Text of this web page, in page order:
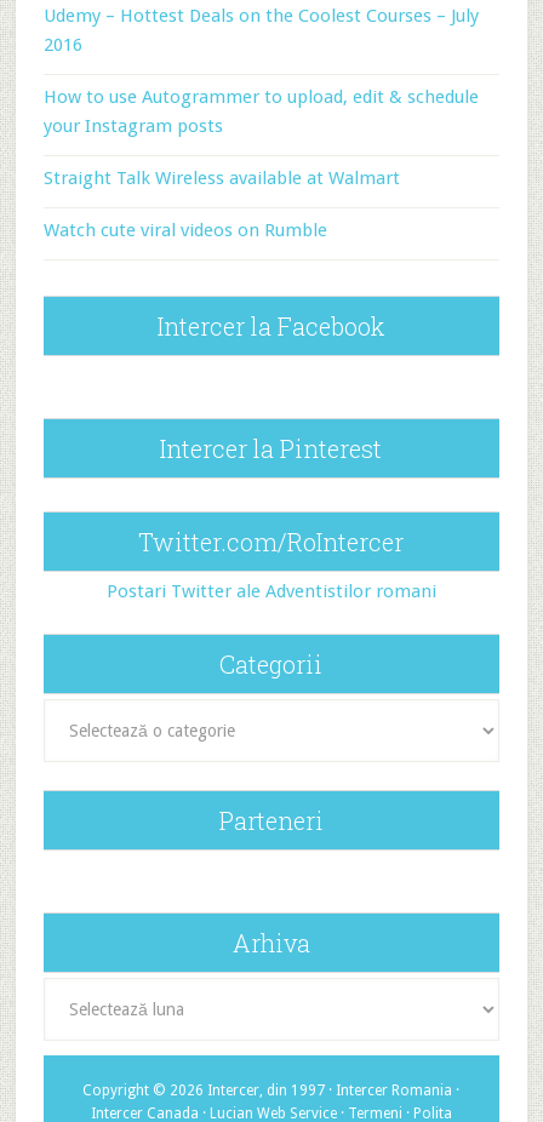
Udemy – Hottest Deals on the Coolest Courses – July
2016
How to use Autogrammer to upload, edit & schedule
your Instagram posts
Straight Talk Wireless available at Walmart
Watch cute viral videos on Rumble
Intercer la Facebook
Intercer la Pinterest
Twitter.com/RoIntercer
Postari Twitter ale Adventistilor romani
Categorii
Parteneri
Arhiva
Copyright © 2026 Intercer, din 1997 · Intercer Romania ·
Intercer Canada · Lucian Web Service· Termeni · Polita